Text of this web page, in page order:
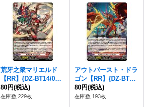
荒牙之衆マリエルド
【RR】{DZ-BT14/022}
《ドラゴンエンパイ
ア》
80円(税込)
在庫数 229枚
アウトバースト・ドラ
ゴン【RR】{DZ-BT14/
025}《ドラゴンエンパ
イア》
80円(税込)
在庫数 193枚